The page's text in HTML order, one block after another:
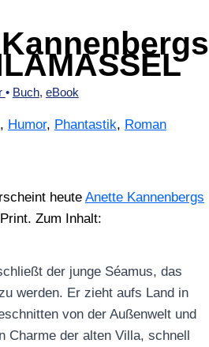
• Buch, eBook
, Humor, Phantastik, Roman
heu­te Anet­te Kan­nen­bergs
Zum Inhalt:
der jun­ge Séa­mus, das
wer­den. Er zieht aufs Land in
von der Außen­welt und
Charme der alten Vil­la, schnell